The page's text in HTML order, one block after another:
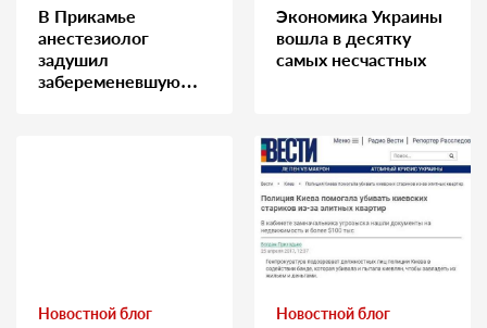
В Прикамье
анестезиолог
задушил
забеременевшую
Экономика Украины
вошла в десятку
самых несчастных
Новостной блог Новостной блог